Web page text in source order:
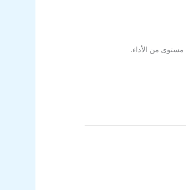
من الأداء.